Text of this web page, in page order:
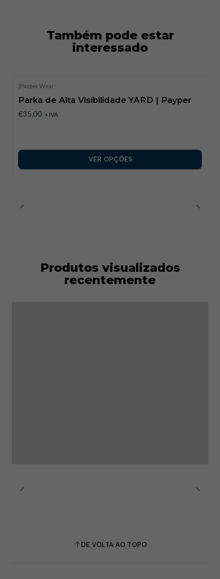
Também pode estar
interessado
|Payper Wear
Parka de Alta Visibilidade YARD | Payper​
€35,00 + IVA
VER OPÇÕES
Produtos visualizados
recentemente
DE VOLTA AO TOPO